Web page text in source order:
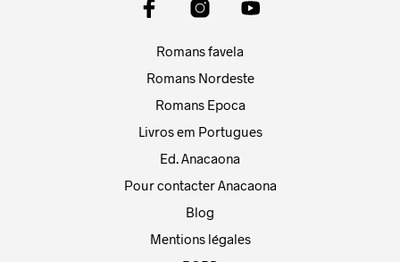
Romans favela
Romans Nordeste
Romans Epoca
Livros em Portugues
Ed. Anacaona
Pour contacter Anacaona
Blog
Mentions légales